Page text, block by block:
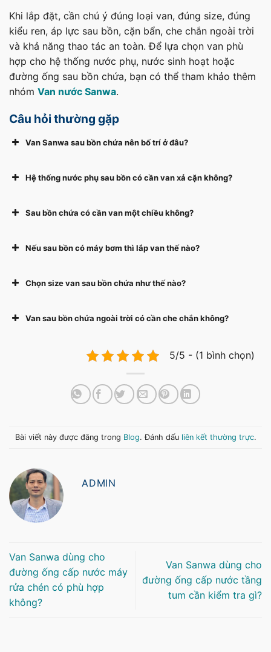
Khi lắp đặt, cần chú ý đúng loại van, đúng size, đúng
kiểu ren, áp lực sau bồn, cặn bẩn, che chắn ngoài trời
và khả năng thao tác an toàn. Để lựa chọn van phù
hợp cho hệ thống nước phụ, nước sinh hoạt hoặc
đường ống sau bồn chứa, bạn có thể tham khảo thêm
nhóm Van nước Sanwa.
Câu hỏi thường gặp
Van Sanwa sau bồn chứa nên bố trí ở đâu?
Hệ thống nước phụ sau bồn có cần van xả cặn không?
Sau bồn chứa có cần van một chiều không?
Nếu sau bồn có máy bơm thì lắp van thế nào?
Chọn size van sau bồn chứa như thế nào?
Van sau bồn chứa ngoài trời có cần che chắn không?
5/5 - (1 bình chọn)
Bài viết này được đăng trong Blog. Đánh dấu liên kết thường trực.
ADMIN
Van Sanwa dùng cho
đường ống cấp nước máy
rửa chén có phù hợp
không?
Van Sanwa dùng cho
đường ống cấp nước tầng
tum cần kiểm tra gì?